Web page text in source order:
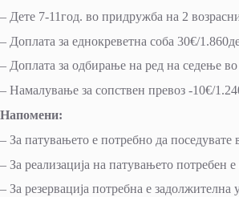
– Дете 7-11год. во придружба на 2
– Доплата за еднокреветна соба 30€/
– Доплата за одбирање на ред на седење
– Намалување за сопствен превоз -10€/
Напомени:
– За патувањето е потребно да
– За реализација на патувањето
– За резервација потребна е